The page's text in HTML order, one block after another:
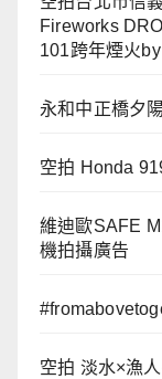
Fireworks
101跨年煙火
永和中正橋夕
空拍 Honda
維迪歐SAFE
機拍攝廣告
空拍 淡水×漁